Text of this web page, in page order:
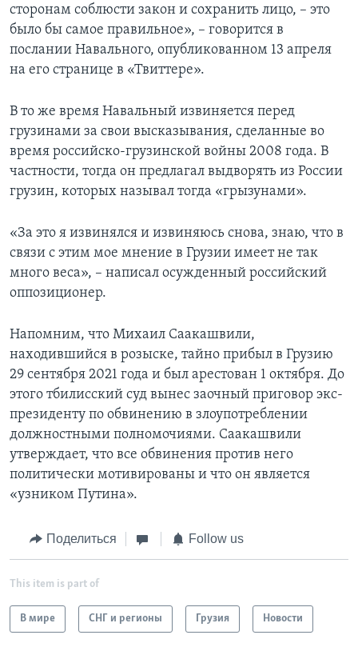
сторонам соблюсти закон и сохранить лицо, – это
было бы самое правильное», – говорится в
послании Навального, опубликованном 13 апреля
на его странице в «Твиттере».
В то же время Навальный извиняется перед
грузинами за свои высказывания, сделанные во
время российско-грузинской войны 2008 года. В
частности, тогда он предлагал выдворять из России
грузин, которых называл тогда «грызунами».
«За это я извинялся и извиняюсь снова, знаю, что в
связи с этим мое мнение в Грузии имеет не так
много веса», – написал осужденный российский
оппозиционер.
Напомним, что Михаил Саакашвили,
находившийся в розыске, тайно прибыл в Грузию
29 сентября 2021 года и был арестован 1 октября. До
этого тбилисский суд вынес заочный приговор экс-
президенту по обвинению в злоупотреблении
должностными полномочиями. Саакашвили
утверждает, что все обвинения против него
политически мотивированы и что он является
«узником Путина».
Поделиться Follow us
This item is part of
В мире СНГ и регионы Грузия Новости